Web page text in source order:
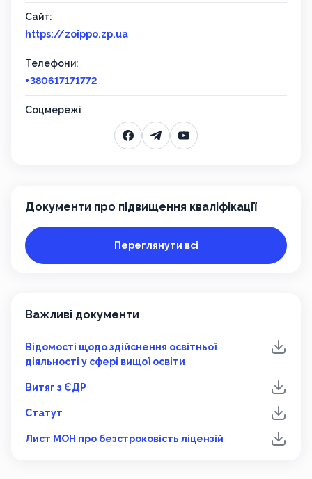
Сайт:
https://zoippo.zp.ua
Телефони:
+380617171772
Соцмережі
Документи про підвищення кваліфікації
Переглянути всі
Важливі документи
Відомості щодо здійснення освітньої
діяльності у сфері вищої освіти
Витяг з ЄДР
Статут
Лист МОН про безстроковість ліцензій